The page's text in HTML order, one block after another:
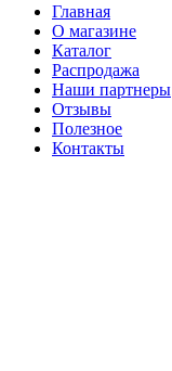
Главная
О магазине
Каталог
Распродажа
Наши партнеры
Отзывы
Полезное
Контакты